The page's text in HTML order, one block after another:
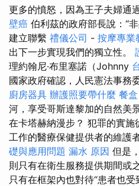
更多的憤怒，因為王子夫婦通
壁癌 伯利茲的政府部長說：“
建立聯繫 禮儀公司 - 按摩專業
出下一步實現我們的獨立性。
理約翰尼·布里塞諾（Johnny
國家政府確認，人民憲法事務
廚房器具 辦護照要帶什麼 餐盒
河，享受哥斯達黎加的自然美
在卡塔赫納漫步？ 犯罪的實
工作的醫療保健提供者的維護
礎與應用問題 漏水 原因 但是
則只有在衛生服務提供期間或
只有在框架內也對待“患者也